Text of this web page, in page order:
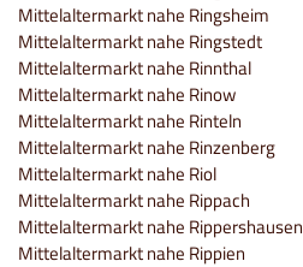
Mittelaltermarkt nahe Ringsheim
Mittelaltermarkt nahe Ringstedt
Mittelaltermarkt nahe Rinnthal
Mittelaltermarkt nahe Rinow
Mittelaltermarkt nahe Rinteln
Mittelaltermarkt nahe Rinzenberg
Mittelaltermarkt nahe Riol
Mittelaltermarkt nahe Rippach
Mittelaltermarkt nahe Rippershausen
Mittelaltermarkt nahe Rippien